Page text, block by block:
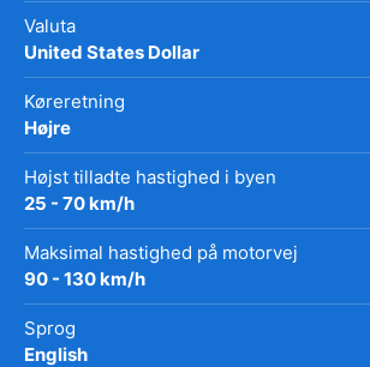
Valuta
United States Dollar
Køreretning
Højre
Højst tilladte hastighed i byen
25 - 70 km/h
Maksimal hastighed på motorvej
90 - 130 km/h
Sprog
English